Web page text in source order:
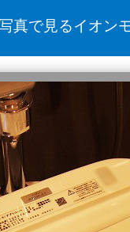
真で見るイオン